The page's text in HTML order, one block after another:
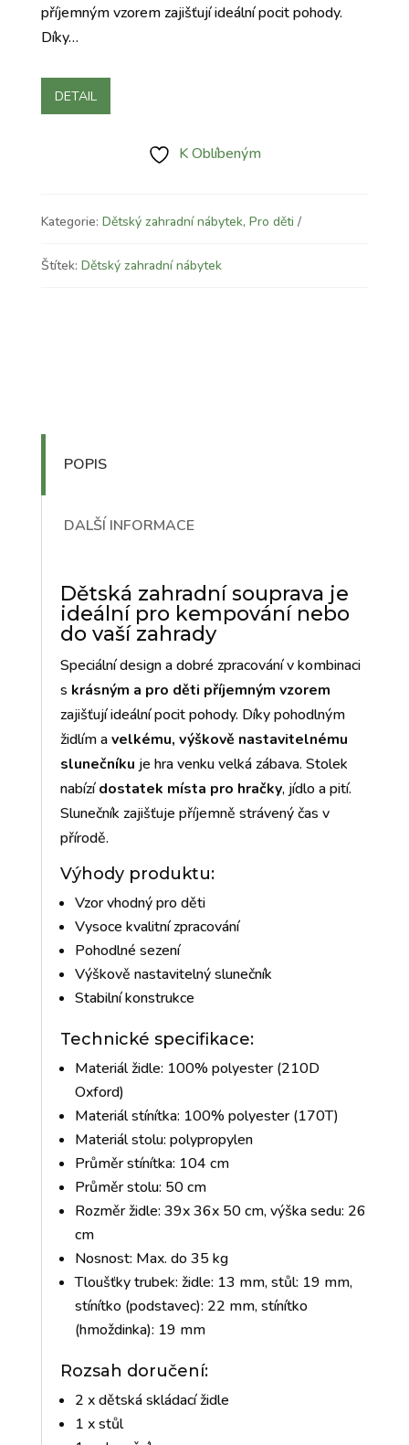
příjemným vzorem zajišťují ideální pocit pohody.
Díky…
DETAIL
K Oblíbeným
Kategorie: Dětský zahradní nábytek, Pro děti
Štítek: Dětský zahradní nábytek
POPIS
DALŠÍ INFORMACE
Dětská zahradní souprava je
ideální pro kempování nebo
do vaší zahrady
Speciální design a dobré zpracování v kombinaci
s krásným a pro děti příjemným vzorem
zajišťují ideální pocit pohody. Díky pohodlným
židlím avelkému, výškově nastavitelnému
slunečníku je hra venku velká zábava. Stolek
nabízídostatek místa pro hračky, jídlo a pití.
Slunečník zajišťuje příjemně strávený čas v
přírodě.
Výhody produktu:
Vzor vhodný pro děti
Vysoce kvalitní zpracování
Pohodlné sezení
Výškově nastavitelný slunečník
Stabilní konstrukce
Technické specifikace:
Materiál židle: 100% polyester (210D
Oxford)
Materiál stínítka: 100% polyester (170T)
Materiál stolu: polypropylen
Průměr stínítka: 104 cm
Průměr stolu: 50 cm
Rozměr židle: 39x 36x 50 cm, výška sedu: 26
cm
Nosnost: Max. do 35 kg
Tloušťky trubek: židle: 13 mm, stůl: 19 mm,
stínítko (podstavec): 22 mm, stínítko
(hmoždinka): 19 mm
Rozsah doručení:
2 x dětská skládací židle
1 x stůl